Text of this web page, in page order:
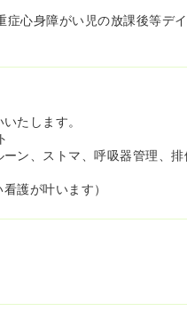
ーン、ストマ、呼吸器管理
様の日々の生活サポート全
心身障がい児の放課後等デ
たします。
ン、ストマ、呼吸器管理、
護が叶います）